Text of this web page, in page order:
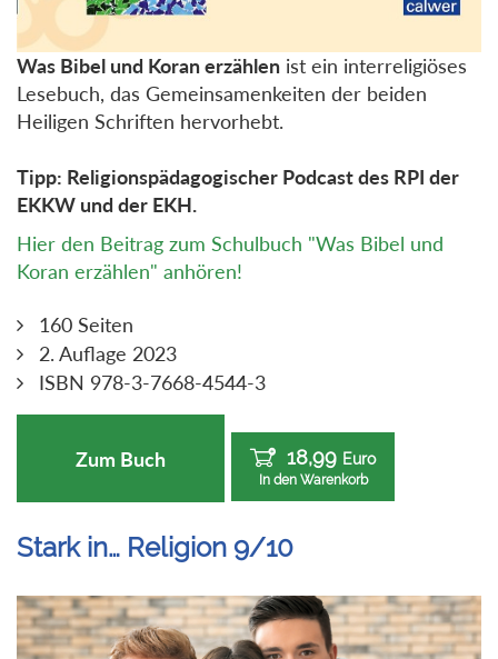
Was Bibel und Koran erzählen ist ein interreligiöses
Lesebuch, das Gemeinsamenkeiten der beiden
Heiligen Schriften hervorhebt.
Tipp: Religionspädagogischer Podcast des RPI der
EKKW und der EKH.
Hier den Beitrag zum Schulbuch "Was Bibel und
Koran erzählen" anhören!
160 Seiten
2. Auflage 2023
ISBN 978-3-7668-4544-3
Zum Buch 18,99 Euro
In den Warenkorb
Stark in… Religion 9/10